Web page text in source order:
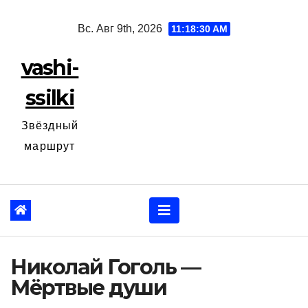
Вс. Авг 9th, 2026 11:18:31 AM
vashi-
ssilki
Звёздный
маршрут
Николай Гоголь —
Мёртвые души